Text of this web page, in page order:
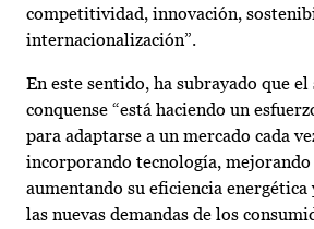
competitividad, innovación,
internacionalización”.
En este sentido, ha subrayado que
conquense “está haciendo un
para adaptarse a un mercado cada
incorporando tecnología, mejorando
aumentando su eficiencia energética
las nuevas demandas de los